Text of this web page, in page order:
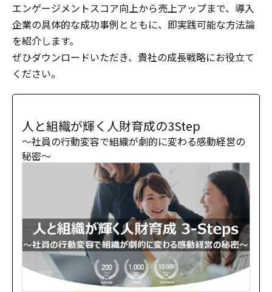
エンゲージメントスコア向上から売上アップまで、導入
企業の具体的な成功事例とともに、即実践可能な方法論
を紹介します。
ぜひダウンロードいただき、貴社の成長戦略にお役立て
ください。
人と組織が輝く人財育成の3Step
〜社員の行動変容で組織が劇的に変わる感動経営の
秘密〜